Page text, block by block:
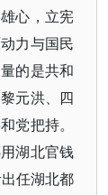
心，立宪
力与国民
的是共和
元洪、四
党把持。
湖北官钱
任湖北都